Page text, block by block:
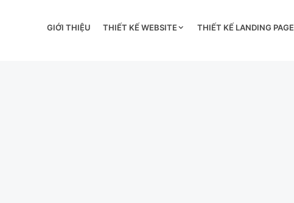
GIỚI THIỆU THIẾT KẾ WEBSITE THIẾT KẾ LANDING PAGE